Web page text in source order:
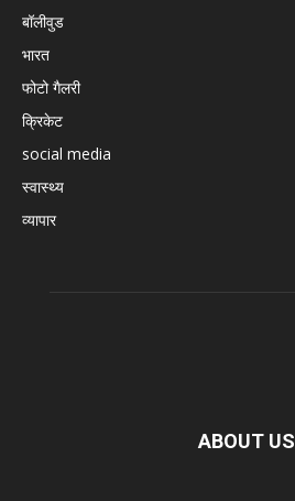
बॉलीवुड
भारत
फोटो गैलरी
क्रिकेट
social media
स्वास्थ्य
व्यापार
ABOUT US